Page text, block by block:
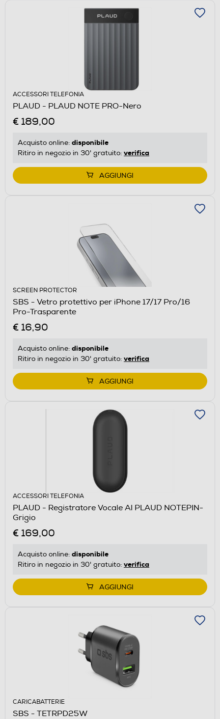
ACCESSORI TELEFONIA
PLAUD - PLAUD NOTE PRO-Nero
€ 189,00
Acquisto online: disponibile
Ritiro in negozio in 30' gratuito: verifica
AGGIUNGI
SCREEN PROTECTOR
SBS - Vetro protettivo per iPhone 17/17 Pro/16
Pro-Trasparente
€ 16,90
Acquisto online: disponibile
Ritiro in negozio in 30' gratuito: verifica
AGGIUNGI
ACCESSORI TELEFONIA
PLAUD - Registratore Vocale AI PLAUD NOTEPIN-
Grigio
€ 169,00
Acquisto online: disponibile
Ritiro in negozio in 30' gratuito: verifica
AGGIUNGI
CARICABATTERIE
SBS - TETRPD25W